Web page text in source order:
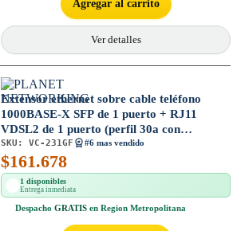
Agregar al carrito
Ver detalles
Extensor ethernet sobre cable teléfono
1000BASE-X SFP de 1 puerto + RJ11
VDSL2 de 1 puerto (perfil 30a con
vectorización G) (Descontinuado)
SKU: VC-231GF #6 mas vendido
$161.678
1 disponibles
Entrega inmediata
Despacho GRATIS en Region Metropolitana